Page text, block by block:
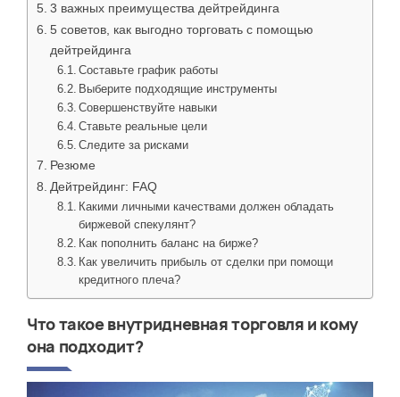
3 важных преимущества дейтрейдинга
5 советов, как выгодно торговать с помощью
дейтрейдинга
Составьте график работы
Выберите подходящие инструменты
Совершенствуйте навыки
Ставьте реальные цели
Следите за рисками
Резюме
Дейтрейдинг: FAQ
Какими личными качествами должен обладать
биржевой спекулянт?
Как пополнить баланс на бирже?
Как увеличить прибыль от сделки при помощи
кредитного плеча?
Что такое внутридневная торговля и кому
она подходит?